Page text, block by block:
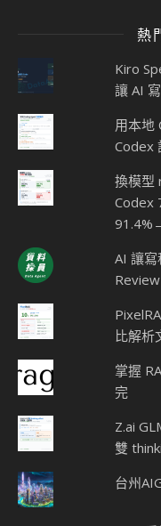
熱
Kiro
讓 AI
用本地
Codex
換模型
Codex
AI 讓
比解析
掌握
完
Z.ai
雙
台州